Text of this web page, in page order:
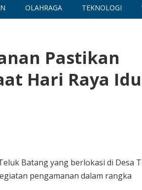
OLAHRAGA TEKNOLOGI
Pastikan
Hari Raya
Batang yang berlokasi di Desa
pengamanan dalam rangka